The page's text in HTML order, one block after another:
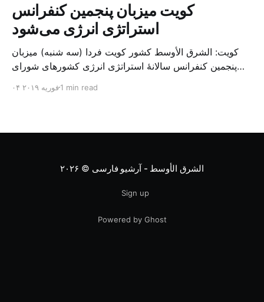
کویت میزبان پنجمین کنفرانس
استراتژی انرژی می‌شود
کویت: الشرق الأوسط کشور کویت فردا (سه شنبه) میزبان
پنجمین کنفرانس سالانهٔ استراتژی انرژی کشورهای شورای
متخصص از شرکت‌های جهانی نفت و گاز در این کنفرانس
۰۴ فوریه ۲۰۱۹1 min read
الشرق الأوسط - آرشیو فارسی © ۲۰۲۶
Sign up
Powered by Ghost